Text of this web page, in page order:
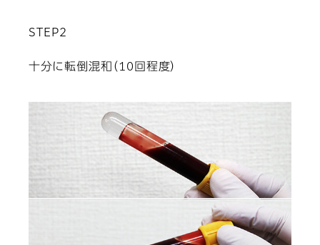
STEP2
十分に転倒混和（10回程度）